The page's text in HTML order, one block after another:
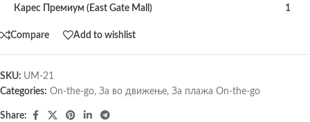
Карес Премиум (East Gate Mall)
1
Compare Add to wishlist
SKU: UM-21
Categories: On-the-go, За во движење, За плажа On-the-go
Share: